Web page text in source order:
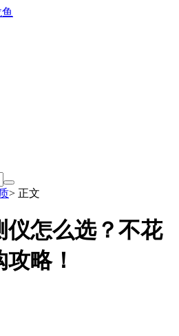
> 正文
仪怎么选？不花
略！